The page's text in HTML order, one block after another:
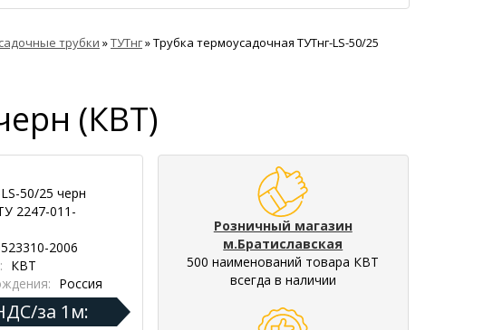
трубки »ТУТнг»Трубка термоусадочная ТУТнг-LS-50/25
(КВТ)
50/25 черн
2247-011-
2006
КВТ
Россия
за 1м:
Розничный магазин
м.Братиславская
500 наименований товара КВТ
всегда в наличии